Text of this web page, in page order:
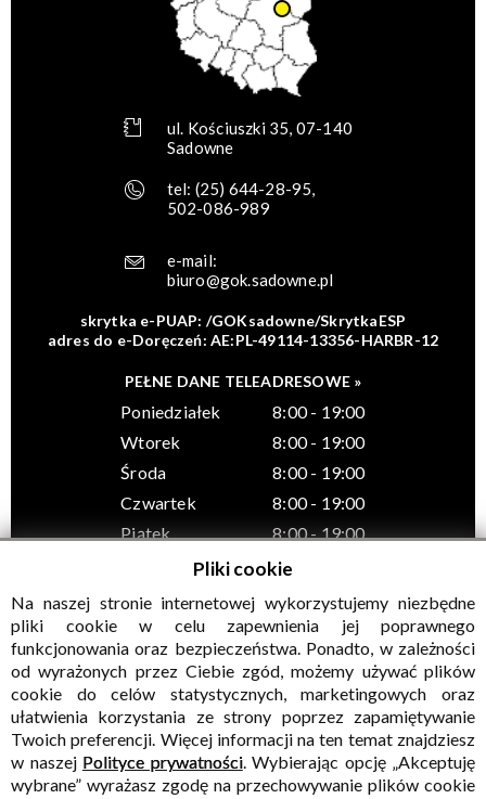
ul. Kościuszki 35, 07-140
Sadowne
tel: (25) 644-28-95,
502-086-989
e-mail:
biuro@gok.sadowne.pl
skrytka e-PUAP: /GOKsadowne/SkrytkaESP
adres do e-Doręczeń: AE:PL-49114-13356-HARBR-12
PEŁNE DANE TELEADRESOWE »
Poniedziałek
8:00 - 19:00
Wtorek
8:00 - 19:00
Środa
8:00 - 19:00
Czwartek
8:00 - 19:00
Piątek
8:00 - 19:00
© Wszelkie prawa zastrzeżone, Gminny Ośrodek Kultury w
Sadownem
Pliki cookie
Na naszej stronie internetowej wykorzystujemy niezbędne
pliki cookie w celu zapewnienia jej poprawnego
funkcjonowania oraz bezpieczeństwa. Ponadto, w zależności
od wyrażonych przez Ciebie zgód, możemy używać plików
cookie do celów statystycznych, marketingowych oraz
ułatwienia korzystania ze strony poprzez zapamiętywanie
Twoich preferencji. Więcej informacji na ten temat znajdziesz
w naszej Polityce prywatności. Wybierając opcję „Akceptuję
wybrane” wyrażasz zgodę na przechowywanie plików cookie